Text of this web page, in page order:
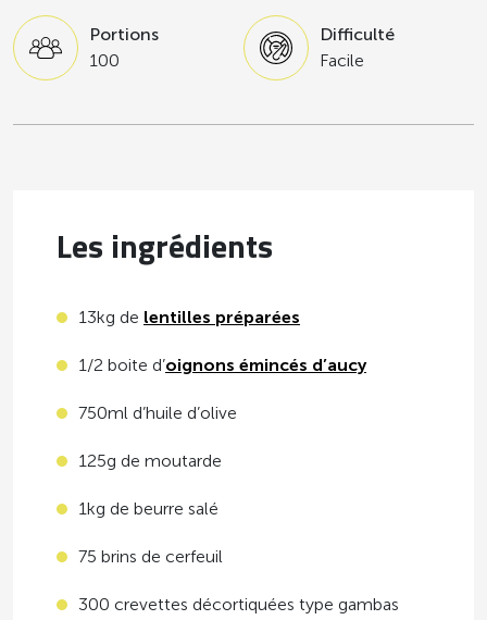
Portions
100
Difficulté
Facile
Les ingrédients
13kg de lentilles préparées
1/2 boite d’oignons émincés d’aucy
750ml d’huile d’olive
125g de moutarde
1kg de beurre salé
75 brins de cerfeuil
300 crevettes décortiquées type gambas